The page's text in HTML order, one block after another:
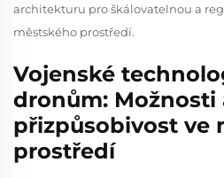
architekturu pro škálovatelnou a
městského prostředí.
Vojenské
dronům: Možnosti
přizpůsobivost ve
prostředí